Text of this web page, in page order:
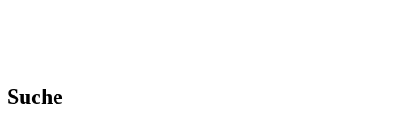
Suche